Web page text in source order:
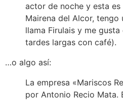
actor de noche y esta
Mairena del Alcor, tengo
llama Firulais y me
tardes largas con café).
…o algo así:
La empresa «Mariscos
por Antonio Recio Mata.